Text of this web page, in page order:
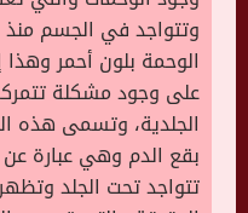
وتتواجد في الجسم منذ
الوحمة بلون أحمر
على وجود مشكلة
الجلدية، وتسمى هذه
بقع الدم وهي عبارة
تتواجد تحت الجلد